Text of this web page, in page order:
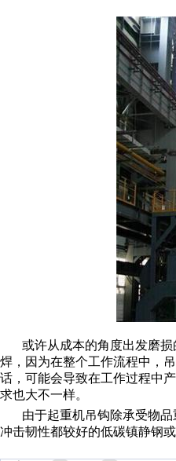
或许从成本的角度出发磨
焊，因为在整个工作流程中，
话，可能会导致在工作过程中
求也大不一样。
由于起重机吊钩除承受物
冲击韧性都较好的低碳镇静钢